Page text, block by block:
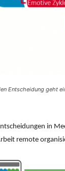
Entscheidung geht
in
remote